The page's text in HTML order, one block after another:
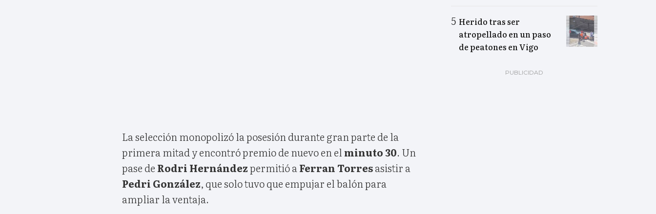
La selección monopolizó la posesión durante gran parte de la
primera mitad y encontró premio de nuevo en el minuto 30. Un
pase de Rodri Hernándezpermitió a Ferran Torresasistir a
Pedri González, que solo tuvo que empujar el balón para
ampliar la ventaja.
Herido tras ser
atropellado en un paso
de peatones en Vigo